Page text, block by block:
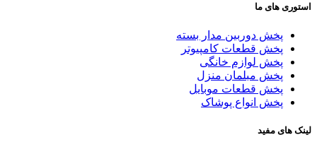
استوری های ما
پخش دوربین مدار بسته
پخش قطعات کامپیوتر
پخش لوازم خانگی
پخش مبلمان منزل
پخش قطعات موبایل
پخش انواع پوشاک
لینک های مفید